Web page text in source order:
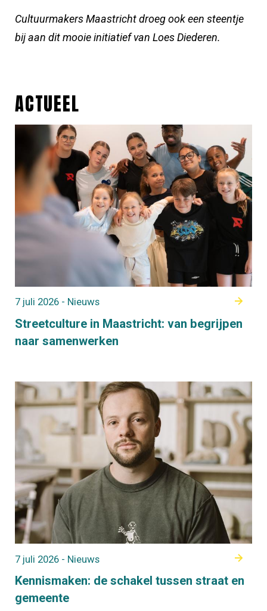
Cultuurmakers Maastricht droeg ook een steentje
bij aan dit mooie initiatief van Loes Diederen.
ACTUEEL
Streetculture in Maastricht: van begrijpen
naar samenwerken
7 juli 2026 - Nieuws
Kennismaken: de schakel tussen straat en
gemeente
7 juli 2026 - Nieuws